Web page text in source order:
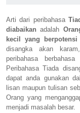
Arti dari peribahasa
diabaikan adalah
kecil yang
disangka akan
peribahasa
Peribahasa Tiada
dapat anda gunakan
lisan maupun tulisan
Orang yang
menjadi masalah besar.